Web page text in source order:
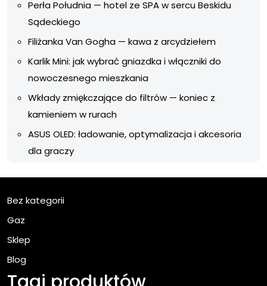
Perła Południa — hotel ze SPA w sercu Beskidu
Sądeckiego
Filiżanka Van Gogha — kawa z arcydziełem
Karlik Mini: jak wybrać gniazdka i włączniki do
nowoczesnego mieszkania
Wkłady zmiękczające do filtrów — koniec z
kamieniem w rurach
ASUS OLED: ładowanie, optymalizacja i akcesoria
dla graczy
Bez kategorii
Gaz
Sklep
Blog